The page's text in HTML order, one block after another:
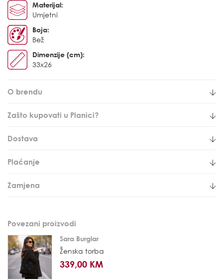
Materijal:
Umjetni
Boja:
Bež
Dimenzije (cm):
33x26
O brendu
Zašto kupovati u Planici?
Dostava
Plaćanje
Zamjena
Povezani proizvodi
Sara Burglar
Ženska torba
339,00 KM